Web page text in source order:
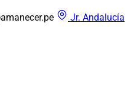
Jr. Andalucía